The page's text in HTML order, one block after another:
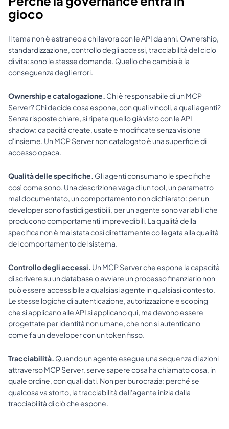
gioco
Il tema non è estraneo a chi lavora con le API da anni. Ownership,
standardizzazione, controllo degli accessi, tracciabilità del ciclo
di vita: sono le stesse domande. Quello che cambia è la
conseguenza degli errori.
Ownership e catalogazione. Chi è responsabile di un MCP
Server? Chi decide cosa espone, con quali vincoli, a quali agenti?
Senza risposte chiare, si ripete quello già visto con le API
shadow: capacità create, usate e modificate senza visione
d'insieme. Un MCP Server non catalogato è una superficie di
accesso opaca.
Qualità delle specifiche. Gli agenti consumano le specifiche
così come sono. Una descrizione vaga di un tool, un parametro
mal documentato, un comportamento non dichiarato: per un
developer sono fastidi gestibili, per un agente sono variabili che
producono comportamenti imprevedibili. La qualità della
specifica non è mai stata così direttamente collegata alla qualità
del comportamento del sistema.
Controllo degli accessi. Un MCP Server che espone la capacità
di scrivere su un database o avviare un processo finanziario non
può essere accessibile a qualsiasi agente in qualsiasi contesto.
Le stesse logiche di autenticazione, autorizzazione e scoping
che si applicano alle API si applicano qui, ma devono essere
progettate per identità non umane, che non si autenticano
come fa un developer con un token fisso.
Tracciabilità. Quando un agente esegue una sequenza di azioni
attraverso MCP Server, serve sapere cosa ha chiamato cosa, in
quale ordine, con quali dati. Non per burocrazia: perché se
qualcosa va storto, la tracciabilità dell'agente inizia dalla
tracciabilità di ciò che espone.